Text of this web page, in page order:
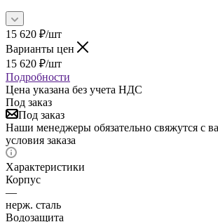
15 620 ₽/шт
Варианты цен
15 620 ₽/шт
Подробности
Цена указана без учета НДС
Под заказ
Под заказ
Наши менеджеры обязательно свяжутся с
условия заказа
Характеристики
Корпус
—
нерж. сталь
Водозащита